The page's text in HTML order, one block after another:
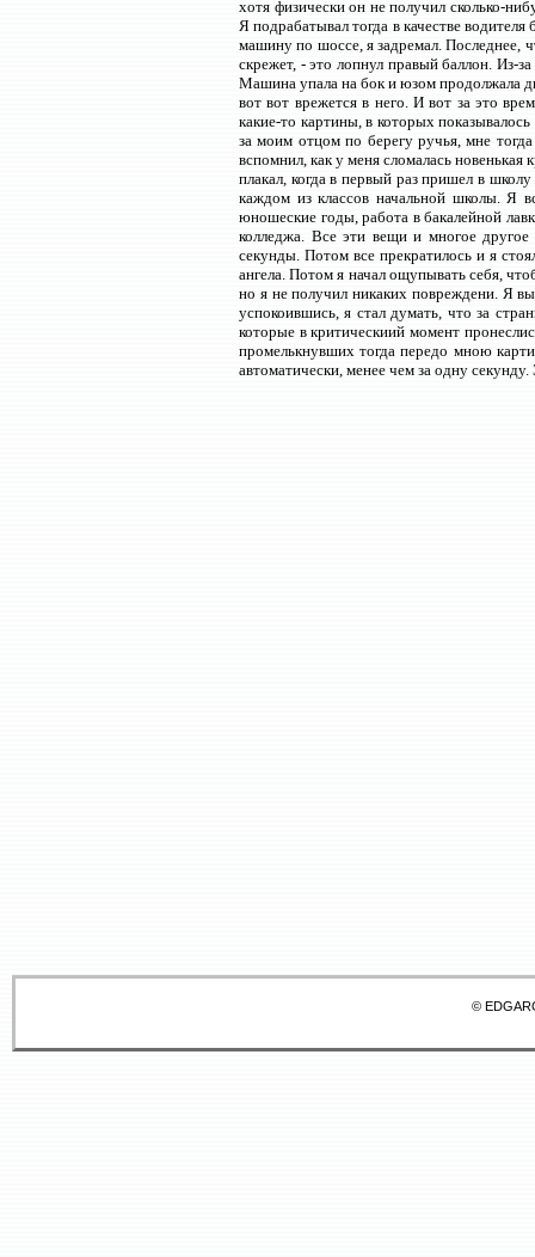
хотя физически он не получил сколько-
Я подрабатывал тогда в качестве
машину по шоссе, я задремал. Последнее,
скрежет, - это лопнул правый баллон. Из-
Машина упала на бок и юзом продолжала
вот вот врежется в него. И вот за это
какие-то картины, в которых
за моим отцом по берегу ручья, мне
вспомнил, как у меня сломалась
плакал, когда в первый раз пришел в
каждом из классов начальной школы. Я
юношеские годы, работа в бакалейной
колледжа. Все эти вещи и многое
секунды. Потом все прекратилось и я
ангела. Потом я начал ощупывать себя,
но я не получил никаких повреждени. Я
успокоившись, я стал думать, что за
которые в критическиий момент
промелькнувших тогда передо мною
автоматически, менее чем за одну
©